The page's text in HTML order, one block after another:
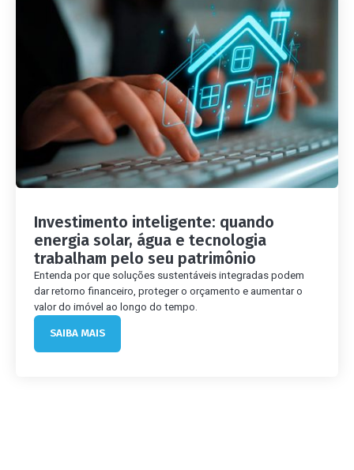
Investimento inteligente: quando
energia solar, água e tecnologia
trabalham pelo seu patrimônio
Entenda por que soluções sustentáveis integradas podem
dar retorno financeiro, proteger o orçamento e aumentar o
valor do imóvel ao longo do tempo.
SAIBA MAIS